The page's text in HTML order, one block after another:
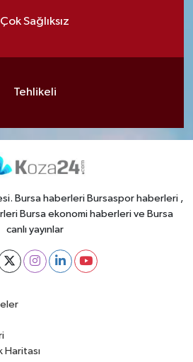
Çok Sağlıksız
Tehlikeli
Bursa haberleri Bursaspor haberleri ,
Bursa ekonomi haberleri ve Bursa
canlı yayınlar
Haritası